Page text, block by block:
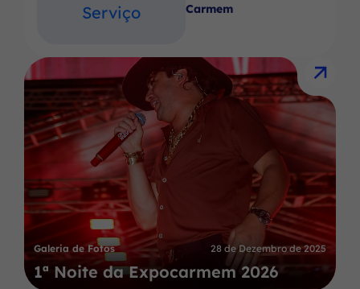
Carmem
Galeria de Fotos 28 de Dezembro de 2025
1ª Noite da Expocarmem 2026